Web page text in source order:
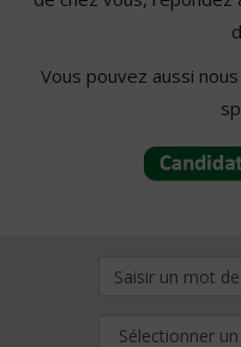
Vous pouvez aussi